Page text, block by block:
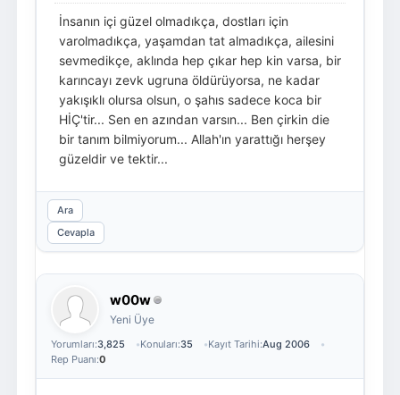
İnsanın içi güzel olmadıkça, dostları için
varolmadıkça, yaşamdan tat almadıkça, ailesini
sevmedikçe, aklında hep çıkar hep kin varsa, bir
karıncayı zevk ugruna öldürüyorsa, ne kadar
yakışıklı olursa olsun, o şahıs sadece koca bir
HİÇ'tir... Sen en azından varsın... Ben çirkin die
bir tanım bilmiyorum... Allah'ın yarattığı herşey
güzeldir ve tektir...
Ara
Cevapla
w00w
Yeni Üye
Yorumları:3,825 Konuları:35 Kayıt Tarihi:Aug 2006
Rep Puanı:0